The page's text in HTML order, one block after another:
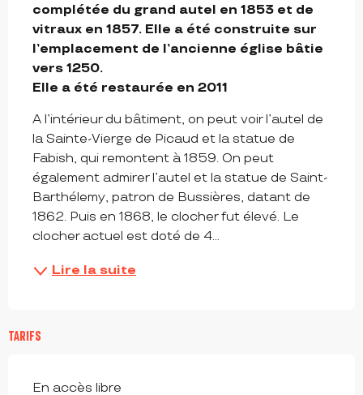
complétée du grand autel en 1853 et de
vitraux en 1857. Elle a été construite sur
l’emplacement de l’ancienne église bâtie
vers 1250.
Elle a été restaurée en 2011
A l’intérieur du bâtiment, on peut voir l’autel de
la Sainte-Vierge de Picaud et la statue de
Fabish, qui remontent à 1859. On peut
également admirer l’autel et la statue de Saint-
Barthélemy, patron de Bussières, datant de
1862. Puis en 1868, le clocher fut élevé. Le
clocher actuel est doté de 4...
Lire la suite
TARIFS
En accès libre